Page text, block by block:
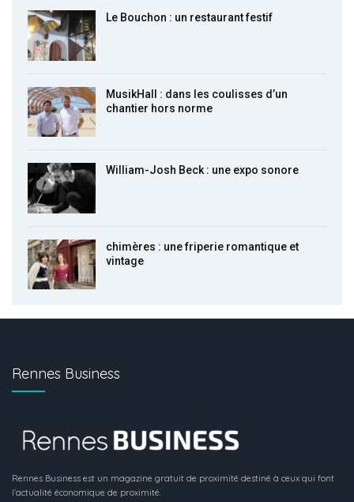
Le Bouchon : un restaurant festif
MusikHall : dans les coulisses d’un
chantier hors norme
William-Josh Beck : une expo sonore
chimères : une friperie romantique et
vintage
Rennes Business
Rennes Business est un magazine gratuit de proximité destiné à ceux qui font
l’actualité économique de proximité.